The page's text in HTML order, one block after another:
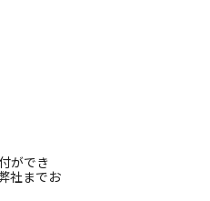
ができ
社までお